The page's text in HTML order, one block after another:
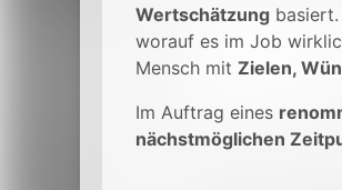
Wertschätzung
worauf es im Job
Mensch mit Zielen,
Im Auftrag eines
nächstmöglichen